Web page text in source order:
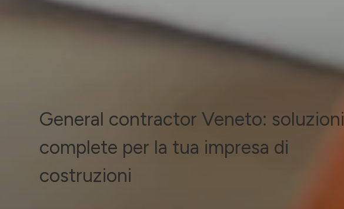
General contractor Veneto: soluzioni
complete per la tua impresa di
costruzioni